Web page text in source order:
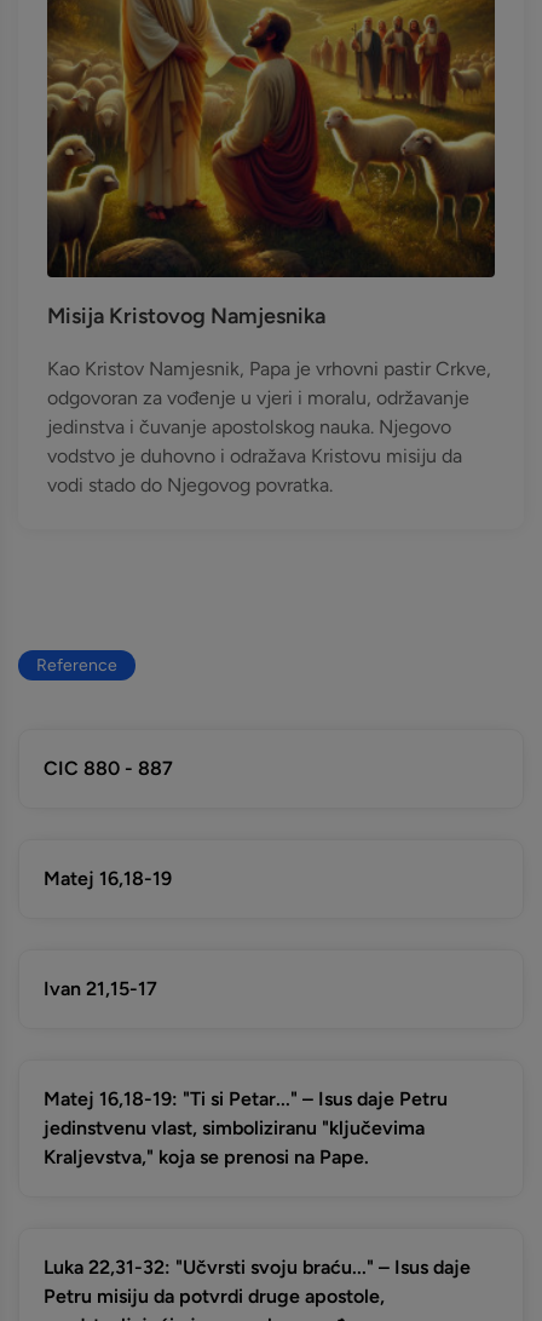
Misija Kristovog Namjesnika
Kao Kristov Namjesnik, Papa je vrhovni pastir Crkve,
odgovoran za vođenje u vjeri i moralu, održavanje
jedinstva i čuvanje apostolskog nauka. Njegovo
vodstvo je duhovno i odražava Kristovu misiju da
vodi stado do Njegovog povratka.
Reference
CIC 880 - 887
Matej 16,18-19
Ivan 21,15-17
Matej 16,18-19: "Ti si Petar..." – Isus daje Petru
jedinstvenu vlast, simboliziranu "ključevima
Kraljevstva," koja se prenosi na Pape.
Luka 22,31-32: "Učvrsti svoju braću..." – Isus daje
Petru misiju da potvrdi druge apostole,